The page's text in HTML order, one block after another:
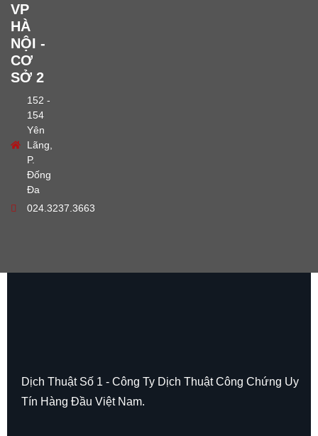
VP
HÀ
NỘI -
CƠ
SỞ 2
152 -
154
Yên
Lãng,
P.
Đống
Đa
024.3237.3663
Dịch Thuật Số 1 - Công Ty Dịch Thuật Công Chứng Uy
Tín Hàng Đầu Việt Nam.